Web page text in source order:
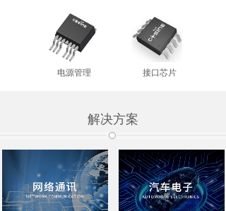
接口芯片
电源管理
解决方案